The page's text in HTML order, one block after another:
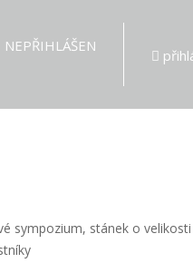
NEPŘIHLÁŠEN
sympozium, stánek o